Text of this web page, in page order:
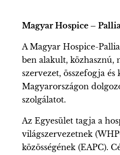
Magyar Hospice –
A Magyar Hospice-
ben alakult, közhasznú,
szervezet, összefogja
Magyarországon
szolgálatot.
Az Egyesület tagja a
világszervezetnek
közösségének (EAPC).